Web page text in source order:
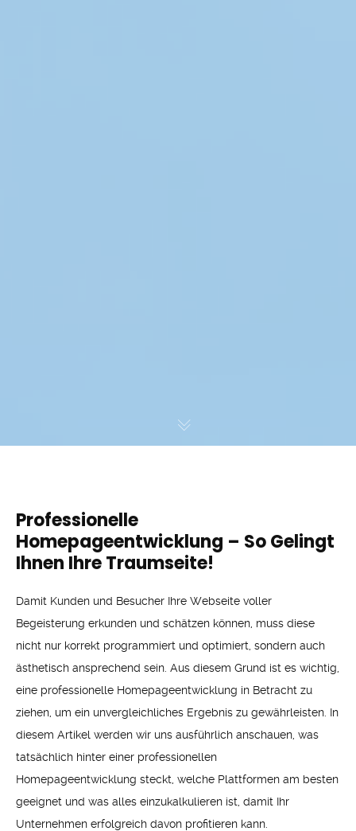
Professionelle
Homepageentwicklung – So Gelingt
Ihnen Ihre Traumseite!
Damit Kunden und Besucher Ihre Webseite voller
Begeisterung erkunden und schätzen können, muss diese
nicht nur korrekt programmiert und optimiert, sondern auch
ästhetisch ansprechend sein. Aus diesem Grund ist es wichtig,
eine professionelle Homepageentwicklung in Betracht zu
ziehen, um ein unvergleichliches Ergebnis zu gewährleisten. In
diesem Artikel werden wir uns ausführlich anschauen, was
tatsächlich hinter einer professionellen
Homepageentwicklung steckt, welche Plattformen am besten
geeignet und was alles einzukalkulieren ist, damit Ihr
Unternehmen erfolgreich davon profitieren kann.